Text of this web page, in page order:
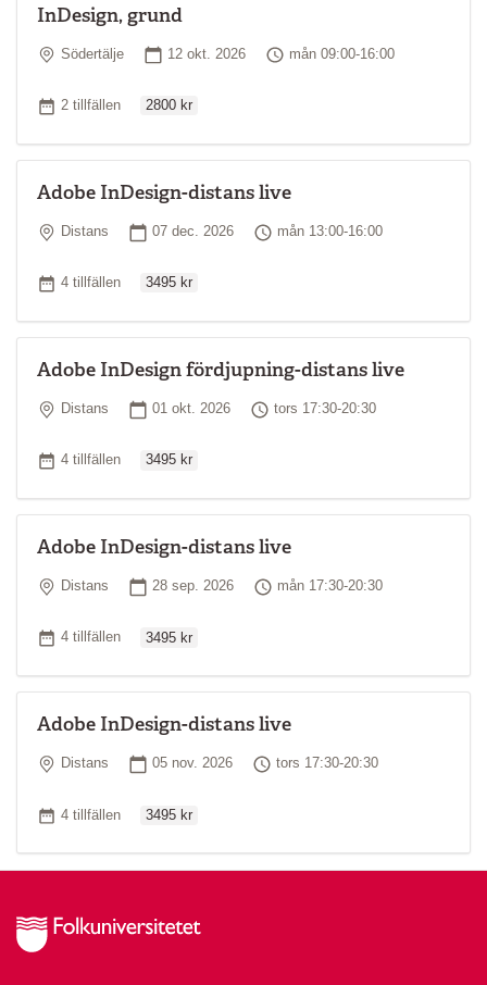
InDesign, grund
Plats
Södertälje Startdatum
12 okt. 2026 Tid
mån 09:00-16:00
Antal tillfällen
2 tillfällen 2800 kr
Adobe InDesign-distans live
Plats
Distans Startdatum
07 dec. 2026 Tid
mån 13:00-16:00
Antal tillfällen
4 tillfällen 3495 kr
Adobe InDesign fördjupning-distans live
Plats
Distans Startdatum
01 okt. 2026 Tid
tors 17:30-20:30
Antal tillfällen
4 tillfällen 3495 kr
Adobe InDesign-distans live
Plats
Distans Startdatum
28 sep. 2026 Tid
mån 17:30-20:30
Antal tillfällen
4 tillfällen 3495 kr
Adobe InDesign-distans live
Plats
Distans Startdatum
05 nov. 2026 Tid
tors 17:30-20:30
Antal tillfällen
4 tillfällen 3495 kr